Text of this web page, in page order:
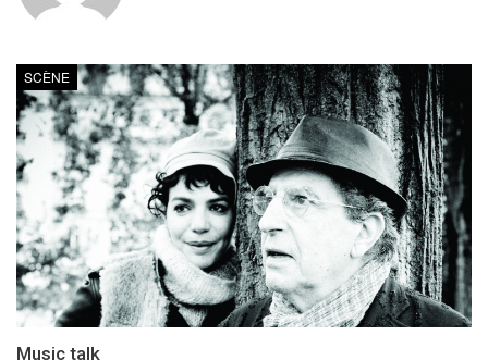
SCÈNE
Music talk